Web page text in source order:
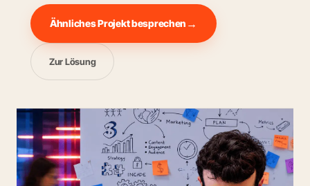
Ähnliches Projekt besprechen
Zur Lösung